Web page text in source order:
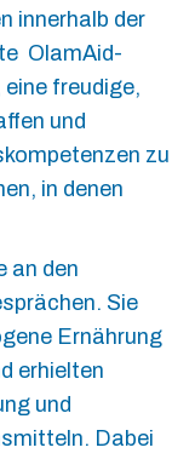
innerhalb der
OlamAid-
eine freudige,
und
zu
in denen
an den
Sie
Ernährung
erhielten
und
Dabei